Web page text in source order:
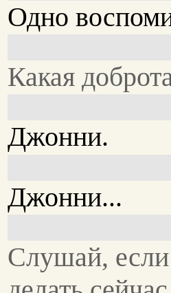
Одно
Какая
Джонни.
Джонни...
Слушай, если